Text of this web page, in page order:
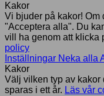
Kakor
Vi bjuder på kakor! Om
"Acceptera alla". Du
vill ha genom att klicka
policy
Inställningar Neka alla
Kakor
Välj vilken typ av kakor
sparas i ett år. Läs vår